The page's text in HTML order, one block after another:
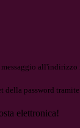
della password
elettronica!